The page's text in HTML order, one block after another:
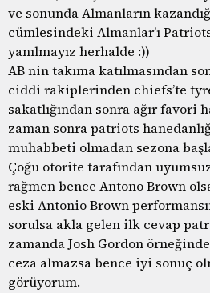
ve sonunda Almanların
cümlesindeki Almanlar’ı
yanılmayız herhalde :))
AB nin takıma katılmasından
ciddi rakiplerinden chiefs’te
sakatlığından sonra ağır favori
zaman sonra patriots
muhabbeti olmadan sezona
Çoğu otorite tarafından
rağmen bence Antono Brown
eski Antonio Brown
sorulsa akla gelen ilk cevap
zamanda Josh Gordon
ceza almazsa bence iyi sonuç
görüyorum.